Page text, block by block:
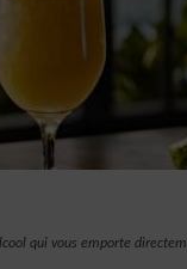
qui vous emporte